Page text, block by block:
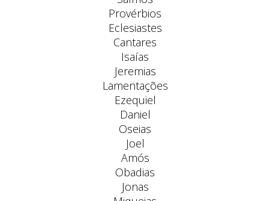
Provérbios
Eclesiastes
Cantares
Isaías
Jeremias
Lamentações
Ezequiel
Daniel
Oseias
Joel
Amós
Obadias
Jonas